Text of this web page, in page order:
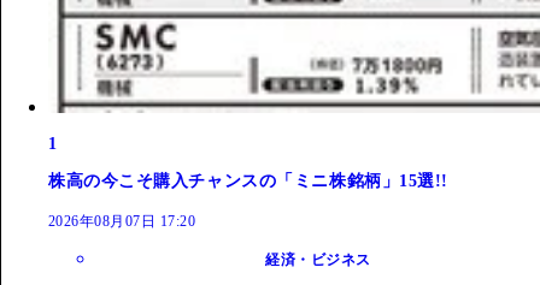
1
株高の今こそ購入チャンスの「ミニ株銘柄」15選!!
2026年08月07日 17:20
経済・ビジネス